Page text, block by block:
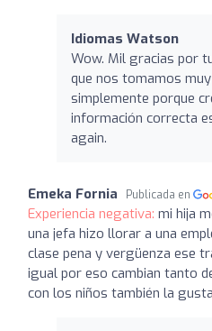
Idiomas Watson
Wow. Mil gracias por
que nos tomamos
simplemente porque
información correcta
again.
Emeka Fornia Publicada en
Experiencia negativa: mi hija
una jefa hizo llorar a una
clase pena y vergüenza ese
igual por eso cambian tanto
con los niños también la